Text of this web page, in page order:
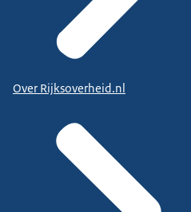
Over Rijksoverheid.nl